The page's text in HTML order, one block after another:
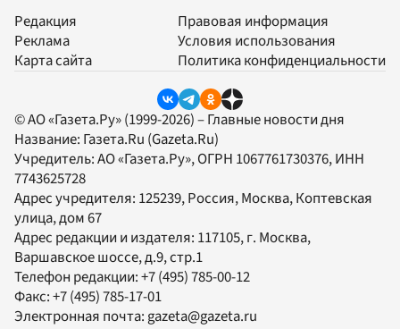
Редакция
Реклама
Карта сайта
Правовая информация
Условия использования
Политика конфиденциальности
© АО «Газета.Ру» (1999-2026) – Главные новости дня
Название: Газета.Ru (Gazeta.Ru)
Учредитель:АО «Газета.Ру», ОГРН 1067761730376, ИНН
7743625728
Адрес учредителя: 125239, Россия, Москва, Коптевская
улица, дом 67
Адрес редакции и издателя: 117105, г. Москва,
Варшавское шоссе, д.9, стр.1
Телефон редакции:+7 (495) 785-00-12
Факс:+7 (495) 785-17-01
Электронная почта:gazeta@gazeta.ru